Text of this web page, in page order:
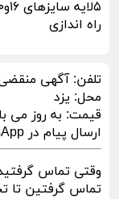
راه اندازی
تلفن:آگهی
محل: یزد
قیمت: به روز می
ارسال پیام در WhatsApp :
وقتی تماس
تماس گرفتین تا